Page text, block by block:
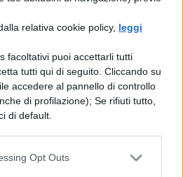
relativa cookie policy, leggi
facoltativi puoi accettarli tutti
tutti qui di seguito. Cliccando su
accedere al pannello di controllo
di profilazione); Se rifiuti tutto,
di default.
Opt Outs
: Alfonso Cuaron
ambientato nello
Bullock che si
grande delle sfide,
Riuscirà la protagonista